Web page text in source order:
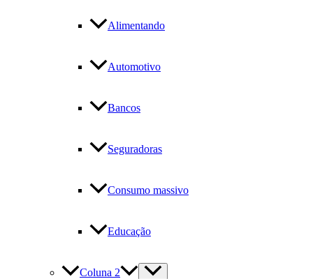
Alimentando
Automotivo
Bancos
Seguradoras
Consumo massivo
Educação
Coluna 2